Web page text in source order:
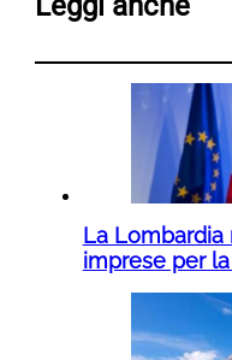
La Lombardia
imprese per